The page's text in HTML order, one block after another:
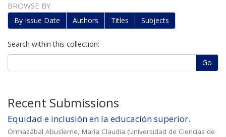
BROWSE BY
By Issue Date Authors Titles Subjects
Search within this collection:
Go
Recent Submissions
Equidad e inclusión en la educación superior.
Ormazábal Abusleme, María Claudia (Universidad de Ciencias de